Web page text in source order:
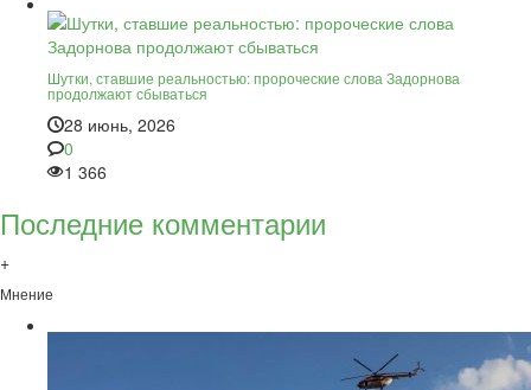
Шутки, ставшие реальностью: пророческие слова Задорнова
продолжают сбываться
28 июнь, 2026
0
1 366
Последние комментарии
+
Мнение